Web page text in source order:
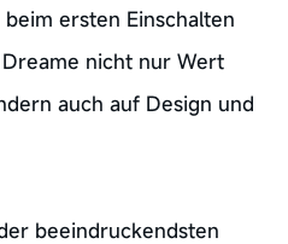
ersten Einschalten
nicht nur Wert
auch auf Design und
beeindruckendsten